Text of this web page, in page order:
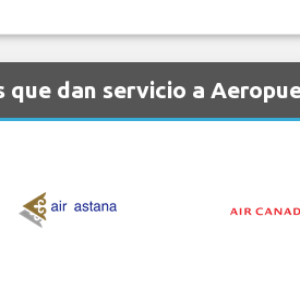
que dan servicio a